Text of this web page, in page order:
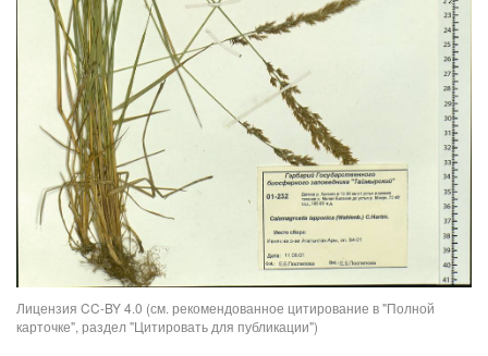
Лицензия CC-BY 4.0 (см. рекомендованное цитирование в "Полной
карточке", раздел "Цитировать для публикации")